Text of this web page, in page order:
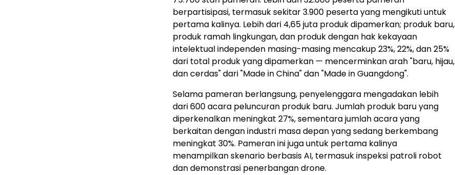
berpartisipasi, termasuk sekitar 3.900 peserta yang mengikuti untuk
pertama kalinya. Lebih dari 4,65 juta produk dipamerkan; produk baru,
produk ramah lingkungan, dan produk dengan hak kekayaan
intelektual independen masing-masing mencakup 23%, 22%, dan 25%
dari total produk yang dipamerkan — mencerminkan arah "baru, hijau,
dan cerdas" dari "Made in China" dan "Made in Guangdong".
Selama pameran berlangsung, penyelenggara mengadakan lebih
dari 600 acara peluncuran produk baru. Jumlah produk baru yang
diperkenalkan meningkat 27%, sementara jumlah acara yang
berkaitan dengan industri masa depan yang sedang berkembang
meningkat 30%. Pameran ini juga untuk pertama kalinya
menampilkan skenario berbasis AI, termasuk inspeksi patroli robot
dan demonstrasi penerbangan drone.